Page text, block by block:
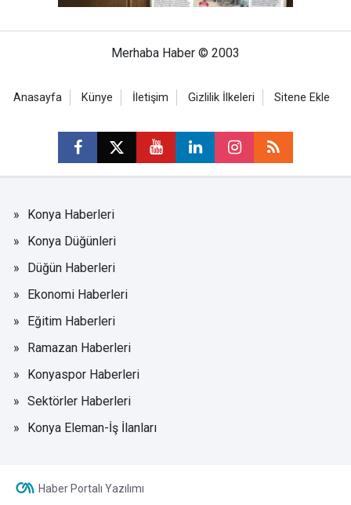
Merhaba Haber © 2003
Anasayfa Künye İletişim Gizlilik İlkeleri Sitene Ekle
Konya Haberleri
Konya Düğünleri
Düğün Haberleri
Ekonomi Haberleri
Eğitim Haberleri
Ramazan Haberleri
Konyaspor Haberleri
Sektörler Haberleri
Konya Eleman-İş İlanları
Haber Portalı Yazılımı